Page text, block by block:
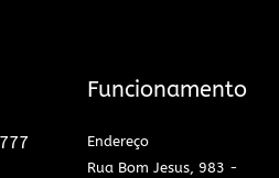
Funcionamento
Endereço
Rua Bom Jesus, 983 -